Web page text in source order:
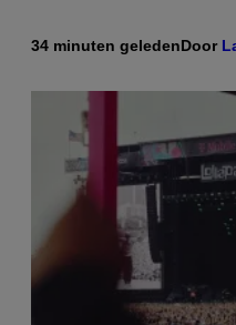
34 minuten geledenDoor